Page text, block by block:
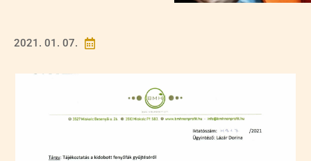

2021. 01. 07.